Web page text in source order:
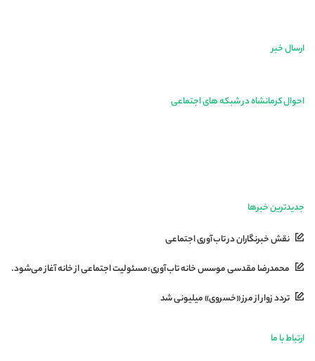
ارسال خبر
احوال کرمانشاه در شبکه های اجتماعی
جدیدترین خبرها
نقش خبرنگاران در تاب‌آوری اجتماعی
محمدرضا مقدسی موسس خانه تاب‌آوری:مسئولیت اجتماعی از خانه آغاز می‌شود.
تردد زوار از مرز «خسروی» میلیونی شد
ارتباط با ما